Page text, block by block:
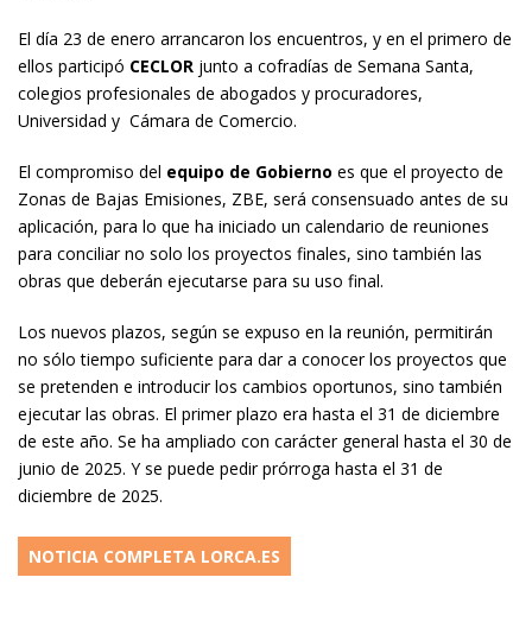
El día 23 de enero arrancaron los encuentros, y en el primero de
ellos participó CECLOR junto a cofradías de Semana Santa,
colegios profesionales de abogados y procuradores,
Universidad y Cámara de Comercio.
El compromiso del equipo de Gobierno es que el proyecto de
Zonas de Bajas Emisiones, ZBE, será consensuado antes de su
aplicación, para lo que ha iniciado un calendario de reuniones
para conciliar no solo los proyectos finales, sino también las
obras que deberán ejecutarse para su uso final.
Los nuevos plazos, según se expuso en la reunión, permitirán
no sólo tiempo suficiente para dar a conocer los proyectos que
se pretenden e introducir los cambios oportunos, sino también
ejecutar las obras. El primer plazo era hasta el 31 de diciembre
de este año. Se ha ampliado con carácter general hasta el 30 de
junio de 2025. Y se puede pedir prórroga hasta el 31 de
diciembre de 2025.
NOTICIA COMPLETA LORCA.ES